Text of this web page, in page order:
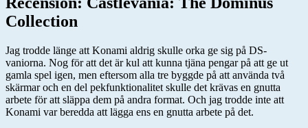
Collection
Jag trodde länge att Konami aldrig skulle orka ge sig på DS-
vaniorna. Nog för att det är kul att kunna tjäna pengar på att ge ut
gamla spel igen, men eftersom alla tre byggde på att använda två
skärmar och en del pekfunktionalitet skulle det krävas en gnutta
arbete för att släppa dem på andra format. Och jag trodde inte att
Konami var beredda att lägga ens en gnutta arbete på det.